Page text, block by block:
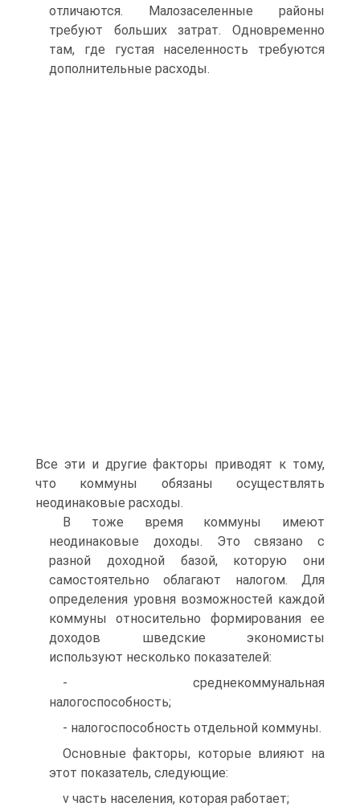
отличаются. Малозаселенные районы
требуют больших затрат. Одновременно
там, где густая населенность требуются
дополнительные расходы.
Все эти и другие факторы приводят к тому,
что коммуны обязаны осуществлять
неодинаковые расходы.
В тоже время коммуны имеют
неодинаковые доходы. Это связано с
разной доходной базой, которую они
самостоятельно облагают налогом. Для
определения уровня возможностей каждой
коммуны относительно формирования ее
доходов шведские экономисты
используют несколько показателей:
- среднекоммунальная
налогоспособность;
- налогоспособность отдельной коммуны.
Основные факторы, которые влияют на
этот показатель, следующие:
v часть населения, которая работает;